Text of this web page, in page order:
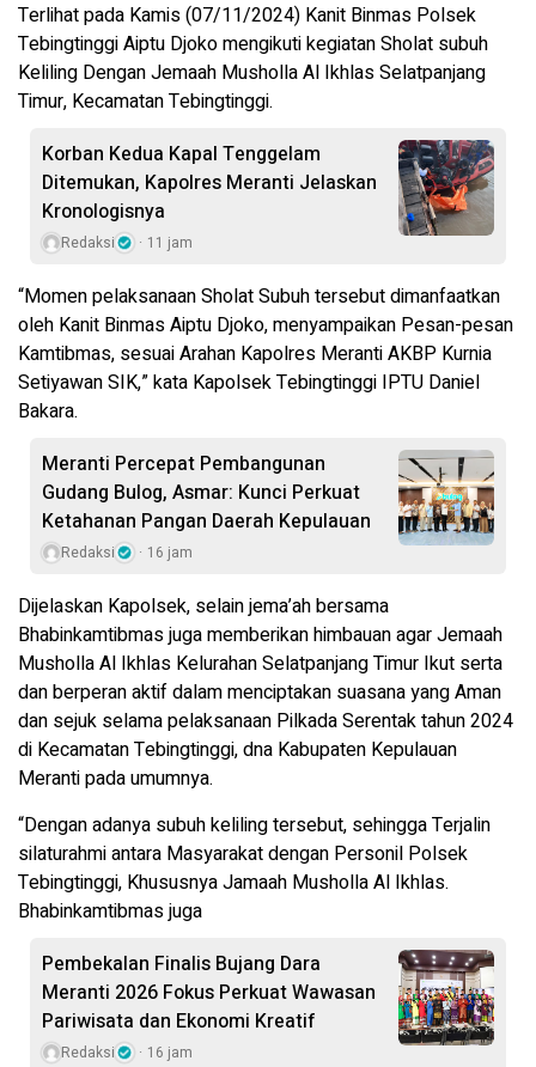
Terlihat pada Kamis (07/11/2024) Kanit Binmas Polsek
Tebingtinggi Aiptu Djoko mengikuti kegiatan Sholat subuh
Keliling Dengan Jemaah Musholla Al Ikhlas Selatpanjang
Timur, Kecamatan Tebingtinggi.
Korban Kedua Kapal Tenggelam
Ditemukan, Kapolres Meranti Jelaskan
Kronologisnya
Redaksi 11 jam
“Momen pelaksanaan Sholat Subuh tersebut dimanfaatkan
oleh Kanit Binmas Aiptu Djoko, menyampaikan Pesan-pesan
Kamtibmas, sesuai Arahan Kapolres Meranti AKBP Kurnia
Setiyawan SIK,” kata Kapolsek Tebingtinggi IPTU Daniel
Bakara.
Meranti Percepat Pembangunan
Gudang Bulog, Asmar: Kunci Perkuat
Ketahanan Pangan Daerah Kepulauan
Redaksi 16 jam
Dijelaskan Kapolsek, selain jema’ah bersama
Bhabinkamtibmas juga memberikan himbauan agar Jemaah
Musholla Al Ikhlas Kelurahan Selatpanjang Timur Ikut serta
dan berperan aktif dalam menciptakan suasana yang Aman
dan sejuk selama pelaksanaan Pilkada Serentak tahun 2024
di Kecamatan Tebingtinggi, dna Kabupaten Kepulauan
Meranti pada umumnya.
“Dengan adanya subuh keliling tersebut, sehingga Terjalin
silaturahmi antara Masyarakat dengan Personil Polsek
Tebingtinggi, Khususnya Jamaah Musholla Al Ikhlas.
Bhabinkamtibmas juga
Pembekalan Finalis Bujang Dara
Meranti 2026 Fokus Perkuat Wawasan
Pariwisata dan Ekonomi Kreatif
Redaksi 16 jam